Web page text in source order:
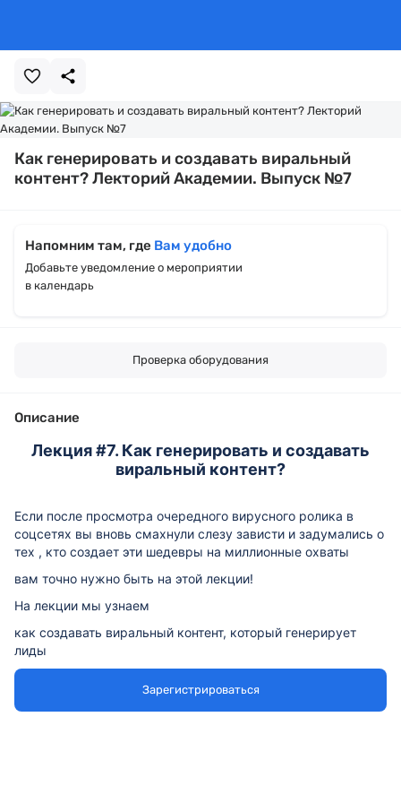
Как генерировать и создавать виральный
контент? Лекторий Академии. Выпуск №7
Напомним там, где Вам удобно
Добавьте уведомление о мероприятии
в календарь
Проверка оборудования
Описание
Лекция #7. Как генерировать и создавать
виральный контент?
Если после просмотра очередного вирусного ролика в
соцсетях вы вновь смахнули слезу зависти и задумались о
тех , кто создает эти шедевры на миллионные охваты
вам точно нужно быть на этой лекции!
На лекции мы узнаем
как создавать виральный контент, который генерирует
лиды
как использовать нейросети без эффекта бота
в чём разница между плохой и хорошей генерацией от
нейросети?
Зарегистрироваться